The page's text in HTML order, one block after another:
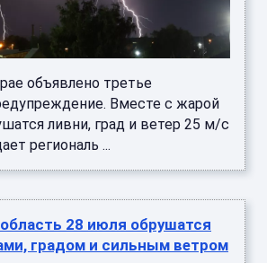
объявлено третье
Вместе с жарой
ливни, град и ветер 25 м/с
региональ ...
28 июля обрушатся
градом и сильным ветром